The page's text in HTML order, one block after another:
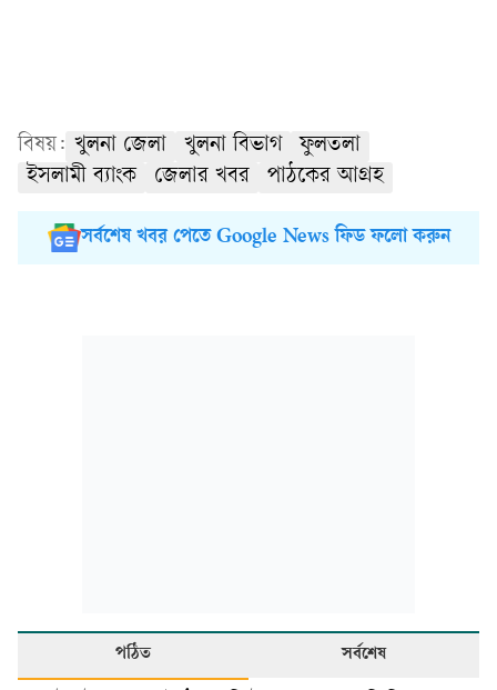
বিষয়: খুলনা জেলা খুলনা বিভাগ
ফুলতলা
ইসলামী ব্যাংক
জেলার খবর পাঠকের আগ্রহ
সর্বশেষ খবর পেতে Google News ফিড ফলো করুন
পঠিত সর্বশেষ